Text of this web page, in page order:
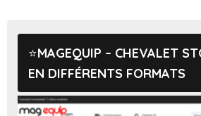
MAGEQUIP – CHEVALET
EN DIFFÉRENTS FORMATS